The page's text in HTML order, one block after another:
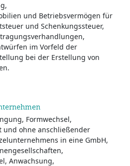
und Betriebsvermögen für
und Schenkungssteuer,
im Vorfeld der
bei der Erstellung von
Formwechsel,
und ohne anschließender
in eine GmbH,
Anwachsung,